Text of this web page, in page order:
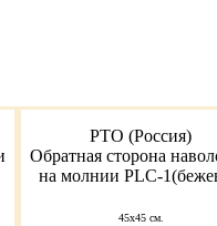
РТО (Россия)
Обратная сторона
на молнии PLC-
45х45 см.